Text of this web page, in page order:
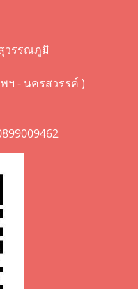
วรรณภูมิ
พฯ - นครสวรรค์ )